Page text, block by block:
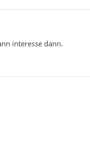
interesse dann.